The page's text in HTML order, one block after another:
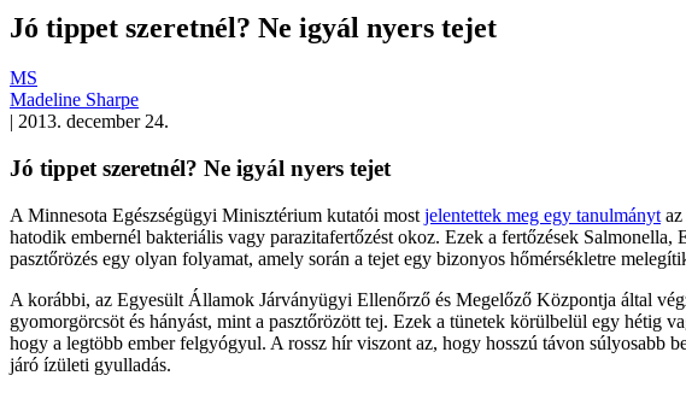
Jó tippet szeretnél? Ne igyál nyers tejet
MS
Madeline Sharpe
| 2013. december 24.
Jó tippet szeretnél? Ne igyál nyers tejet
A Minnesota Egészségügyi Minisztérium kutatói most jelentettek meg egy tanulmányt az
hatodik embernél bakteriális vagy parazitafertőzést okoz. Ezek a fertőzések
pasztőrözés egy olyan folyamat, amely során a tejet egy bizonyos hőmérsékletre
A korábbi, az Egyesült Államok Járványügyi Ellenőrző és Megelőző Központja által
gyomorgörcsöt és hányást, mint a pasztőrözött tej. Ezek a tünetek körülbelül egy hétig
hogy a legtöbb ember felgyógyul. A rossz hír viszont az, hogy hosszú távon súlyosabb
járó ízületi gyulladás.